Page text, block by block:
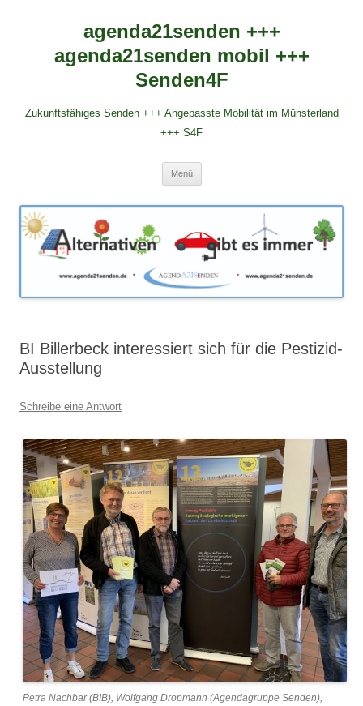
agenda21senden +++
agenda21senden mobil +++
Senden4F
Zukunftsfähiges Senden +++ Angepasste Mobilität im Münsterland
+++ S4F
Menü
BI Billerbeck interessiert sich für die Pestizid-
Ausstellung
Schreibe eine Antwort
Petra Nachbar (BIB), Wolfgang Dropmann (Agendagruppe Senden),